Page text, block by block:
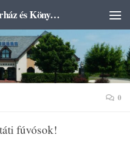
Tát Város Önkormányzat Kultúrház és Könyvtár
0
fúvósok!